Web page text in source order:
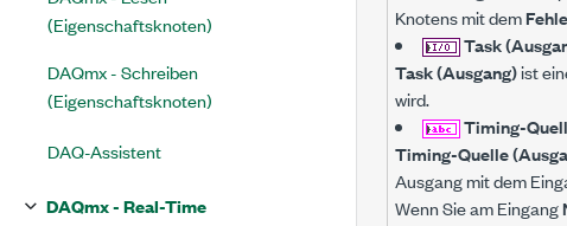
(Eigenschaftsknoten)
DAQmx - Schreiben
(Eigenschaftsknoten)
DAQ-Assistent
DAQmx - Real-Time
Knotens mit dem
Task
Task (Ausgang)ist
wird.
Timing-
Timing-Quelle
Ausgang mit dem
Wenn Sie am Eingang